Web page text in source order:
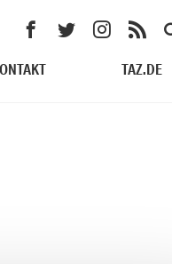
TAZ.DE